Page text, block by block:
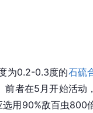
为0.2-0.3度的石硫
前者在5月开始活动
选用90%敌百虫800